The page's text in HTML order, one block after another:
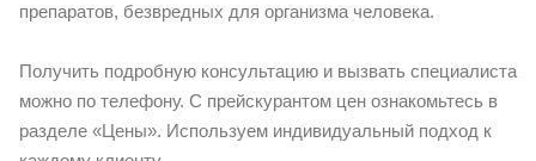
препаратов, безвредных для организма человека.
Получить подробную консультацию и вызвать специалиста
можно по телефону. С прейскурантом цен ознакомьтесь в
разделе «Цены». Используем индивидуальный подход к